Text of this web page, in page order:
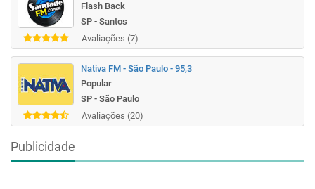
Flash Back
SP - Santos
Avaliações (7)
Nativa FM - São Paulo - 95,3
Popular
SP - São Paulo
Avaliações (20)
Publicidade